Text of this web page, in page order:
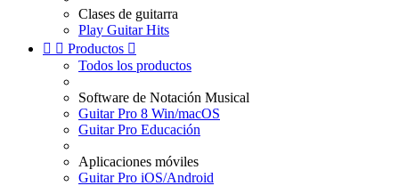
Clases de guitarra
Play Guitar Hits
  Productos 
Todos los productos
Software de Notación Musical
Guitar Pro 8 Win/macOS
Guitar Pro Educación
Aplicaciones móviles
Guitar Pro iOS/Android